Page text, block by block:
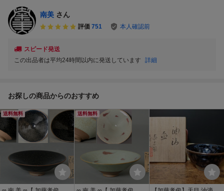
南美 さん
評価 751 本人確認前
スピード発送
この出品者は平均24時間以内に発送しています
詳細
お探しの商品からのおすすめ
送料無料 送料無料